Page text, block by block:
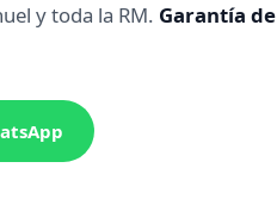
y toda la RM. Garantía de